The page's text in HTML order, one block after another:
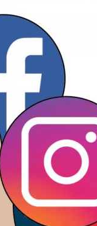
Mantova